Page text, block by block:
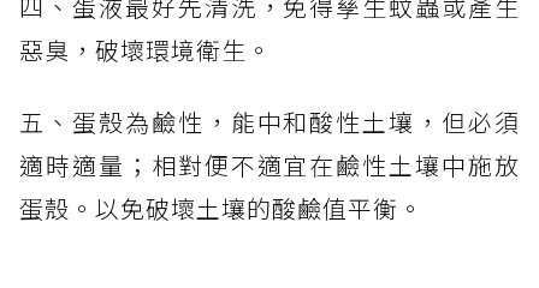
四、蛋液最好先清洗，免得孳生蚊蟲或產生
惡臭，破壞環境衛生。
五、蛋殼為鹼性，能中和酸性土壤，但必須
適時適量；相對便不適宜在鹼性土壤中施放
蛋殼。以免破壞土壤的酸鹼值平衡。